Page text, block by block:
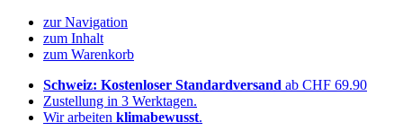
zur Navigation
zum Inhalt
zum Warenkorb
Schweiz: Kostenloser Standardversand ab CHF 69.90
Zustellung in 3 Werktagen.
Wir arbeiten klimabewusst.